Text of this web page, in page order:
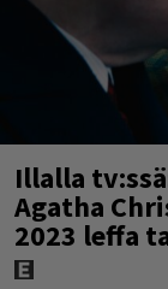
Illalla
Agatha
2023 leffa